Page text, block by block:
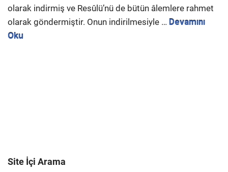
olarak indirmiş ve Resûlü’nü de bütün âlemlere rahmet
olarak göndermiştir. Onun indirilmesiyle … Devamını
Oku
Site İçi Arama